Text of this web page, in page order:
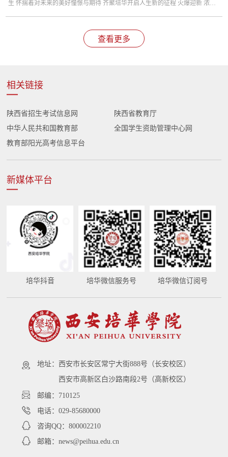
生 怀揣着对未来的美好憧憬与期待 齐聚培华开启人生新的征程 火爆迎新 浓郁
查看更多
相关链接
陕西省招生考试信息网
陕西省教育厅
中华人民共和国教育部
全国学生资助管理中心网
教育部阳光高考信息平台
新媒体平台
培华抖音 培华微信服务号 培华微信订阅号
地址： 西安市长安区常宁大街888号（长安校区）
西安市高新区白沙路南段2号（高新校区）
邮编：710125
电话：029-85680000
咨询QQ：800002210
邮箱：news@peihua.edu.cn